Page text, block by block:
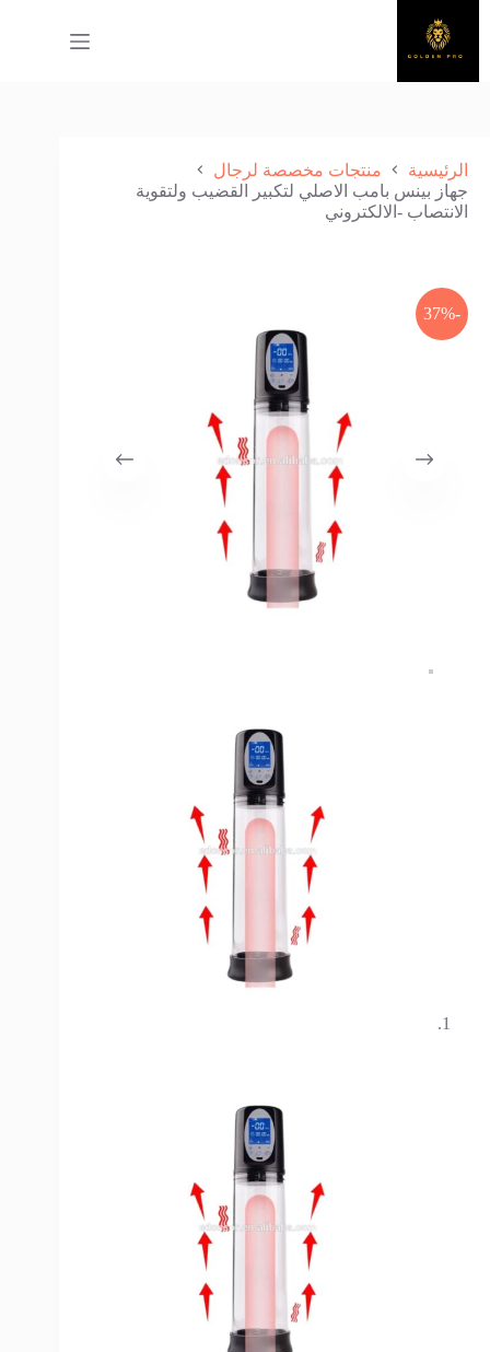
المحتوى
الرئيسية
منتجات مخصصة لرجال
جهاز بينس بامب الاصلي لتكبير القضيب ولتقوية
الانتصاب -الالكتروني
-37%